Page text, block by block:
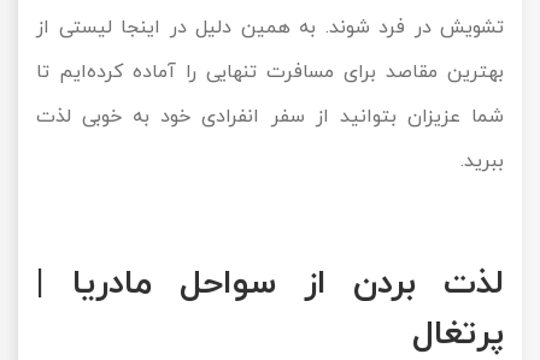
تشویش در فرد شوند. به همین دلیل در اینجا لیستی از
بهترین مقاصد برای مسافرت تنهایی را آماده کرده‌ایم تا
شما عزیزان بتوانید از سفر انفرادی خود به خوبی لذت
ببرید.
لذت بردن از سواحل مادریا |
پرتغال